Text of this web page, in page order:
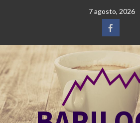
7 agosto, 2026
Facebook